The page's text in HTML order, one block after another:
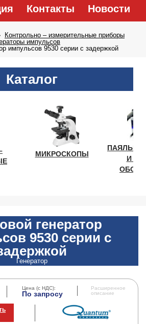
Контакты Новости
Контрольно – измерительные приборы
импульсов
импульсов 9530 серии с задержкой
Каталог
МИКРОСКОПЫ
И
генератор
9530 серии с
Генератор
Цена (с НДС):
По запросу
Расширенное
описание